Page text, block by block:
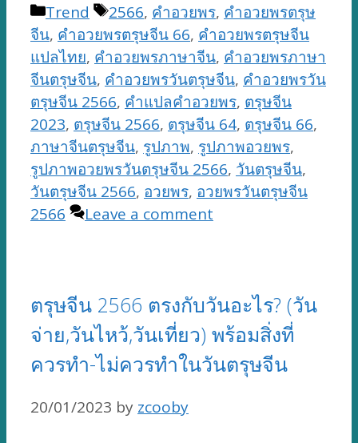
Categories
Trend Tags
2566, คำอวยพร, คำอวยพรตรุษ
จีน, คำอวยพรตรุษจีน 66, คำอวยพรตรุษจีน
แปลไทย, คำอวยพรภาษาจีน, คำอวยพรภาษา
จีนตรุษจีน, คำอวยพรวันตรุษจีน, คำอวยพรวัน
ตรุษจีน 2566, คำแปลคำอวยพร, ตรุษจีน
2023, ตรุษจีน 2566, ตรุษจีน 64, ตรุษจีน 66,
ภาษาจีนตรุษจีน, รูปภาพ, รูปภาพอวยพร,
รูปภาพอวยพรวันตรุษจีน 2566, วันตรุษจีน,
วันตรุษจีน 2566, อวยพร, อวยพรวันตรุษจีน
2566
Leave a comment
ตรุษจีน 2566 ตรงกับวันอะไร? (วัน
จ่าย,วันไหว้,วันเที่ยว) พร้อมสิ่งที่
ควรทำ-ไม่ควรทำในวันตรุษจีน
20/01/2023 by zcooby